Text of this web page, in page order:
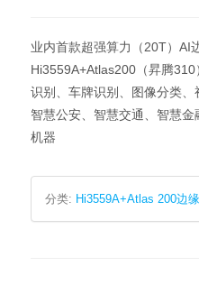
业内首款超强算力（20T）AI
Hi3559A+Atlas200（昇腾
识别、车牌识别、图像分类
智慧公安、智慧交通、智慧
机器
分类: Hi3559A+Atlas 200边